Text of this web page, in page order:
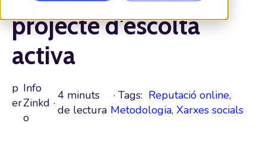
projecte d'escolta
activa
p
er
Info
Zinkd
o
·
4 minuts
de lectura
· Tags: Reputació online,
Metodologia, Xarxes socials